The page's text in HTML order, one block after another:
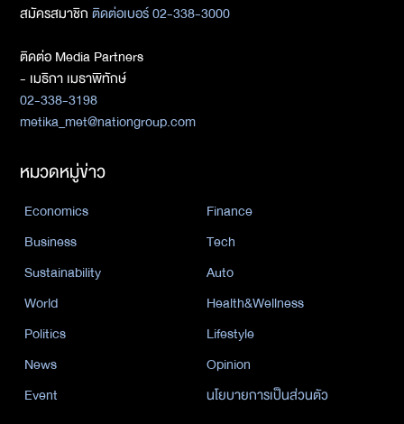
สมัครสมาชิกติดต่อเบอร์ 02-338-3000
ติดต่อ Media Partners
- เมธิกา เมธาพิทักษ์
02-338-3198
metika_met@nationgroup.com
หมวดหมู่ข่าว
Economics
Finance
Business
Tech
Sustainability
Auto
World
Health&Wellness
Politics
Lifestyle
News
Opinion
Event
นโยบายการเป็นส่วนตัว